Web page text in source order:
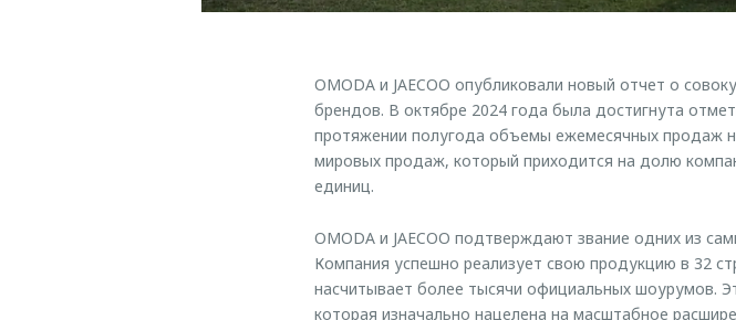
OMODA и JAECOO опубликовали новый отчет о
брендов. В октябре 2024 года была достигнута
протяжении полугода объемы ежемесячных продаж
мировых продаж, который приходится на долю
единиц.
OMODA и JAECOO подтверждают звание одних из
Компания успешно реализует свою продукцию в 32
насчитывает более тысячи официальных шоурумов.
которая изначально нацелена на масштабное